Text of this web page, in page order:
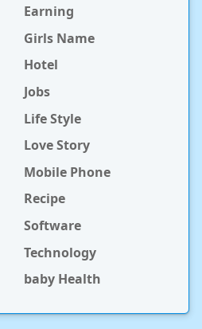
Earning
Girls Name
Hotel
Jobs
Life Style
Love Story
Mobile Phone
Recipe
Software
Technology
baby Health